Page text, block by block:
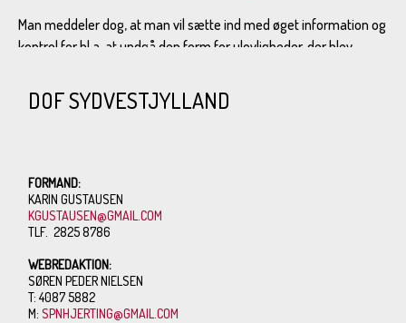
Man meddeler dog, at man vil sætte ind med øget information og
kontrol for bl.a. at undgå den form for ulovligheder, der blev
Om det er tilstrækkeligt til at undgå negative effekter på
bestanden af Stor Kobbersneppe og andre vadere, vil jo så vise
DOF SYDVESTJYLLAND
FORMAND:
KARIN GUSTAUSEN
KGUSTAUSEN@GMAIL.COM
TLF. 2825 8786
WEBREDAKTION:
SØREN PEDER NIELSEN
T: 4087 5882
M:SPNHJERTING@GMAIL.COM